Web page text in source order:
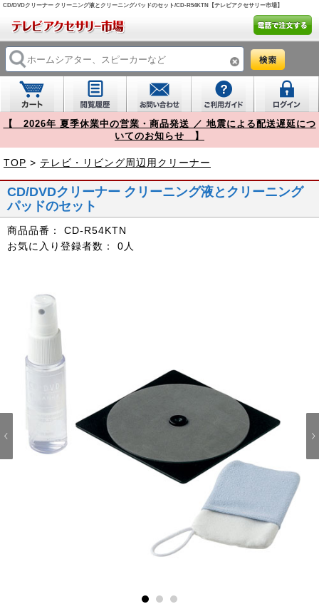
CD/DVDクリーナー クリーニング液とクリーニングパッドのセット/CD-R54KTN【テレビアクセサリー市場】
【 2026年 夏季休業中の営業・商品発送 ／ 地震による配送遅延につ
いてのお知らせ 】
TOP > テレビ・リビング周辺用クリーナー
CD/DVDクリーナー クリーニング液とクリーニング
パッドのセット
商品品番：
CD-R54KTN
お気に入り登録者数：
0人